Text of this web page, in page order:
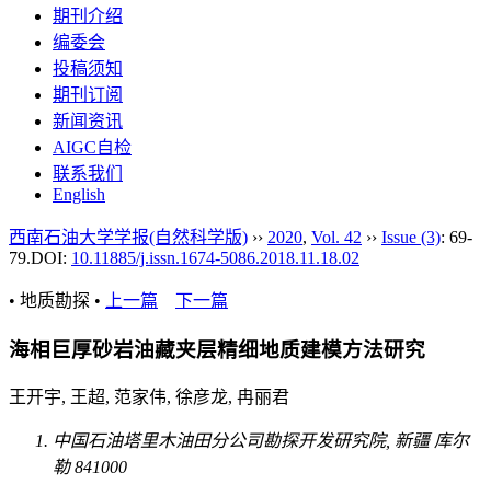
期刊介绍
编委会
投稿须知
期刊订阅
新闻资讯
AIGC自检
联系我们
English
西南石油大学学报(自然科学版) ›› 2020, Vol. 42 ›› Issue (3): 69-
79.DOI: 10.11885/j.issn.1674-5086.2018.11.18.02
• 地质勘探 • 上一篇 下一篇
海相巨厚砂岩油藏夹层精细地质建模方法研究
王开宇, 王超, 范家伟, 徐彦龙, 冉丽君
中国石油塔里木油田分公司勘探开发研究院, 新疆 库尔
勒 841000